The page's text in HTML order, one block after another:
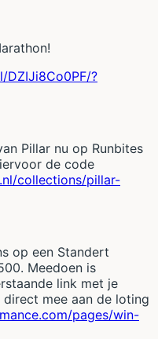
DZIJi8Co0PF/?
Pillar nu op Runbites
de code
collections/pillar-
op een Standert
Meedoen is
link met je
mee aan de loting
pages/win-